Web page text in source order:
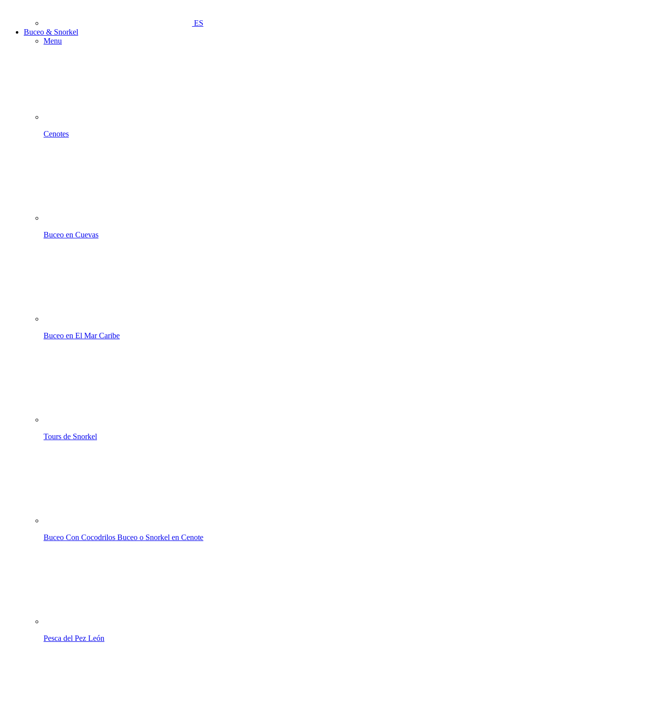
ES
Buceo & Snorkel
Menu
Cenotes
Buceo en Cuevas
Buceo en El Mar Caribe
Tours de Snorkel
Buceo Con Cocodrilos Buceo o Snorkel en Cenote
Pesca del Pez León